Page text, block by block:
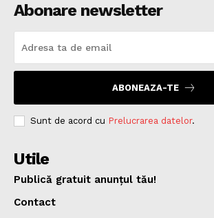
Abonare newsletter
ABONEAZA-TE
Sunt de acord cu Prelucrarea datelor.
Utile
Publică gratuit anunțul tău!
Contact